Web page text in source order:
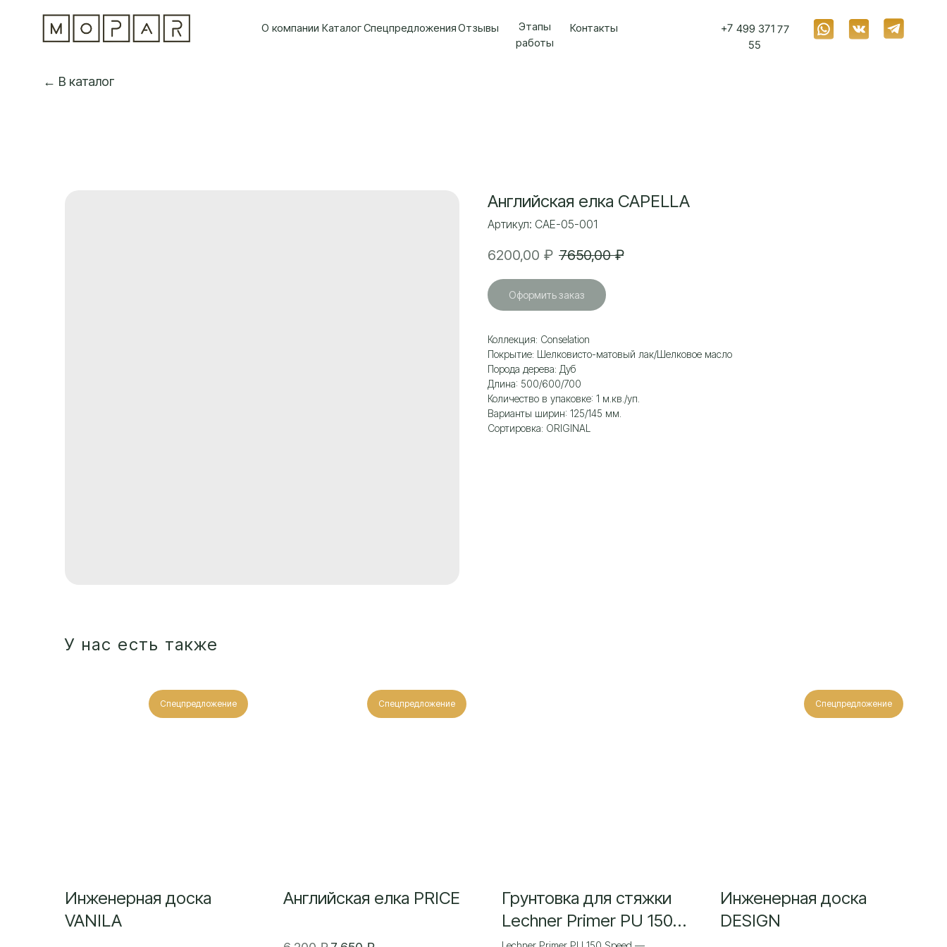
О компании КаталогСпецпредложенияОтзывы
Этапы
работы
Контакты +7 499 371 77
55
← В каталог
Английская елка CAPELLA
Артикул: CAE-05-001
6200,00 ₽ 7650,00 ₽
Оформить заказ
Коллекция: Сonselation
Покрытие: Шелковисто-матовый лак/Шелковое масло
Порода дерева: Дуб
Длина: 500/600/700
Количество в упаковке: 1 м.кв./уп.
Варианты ширин: 125/145 мм.
Сортировка: ORIGINAL
У нас есть также
Спецпредложение
Инженерная доска
VANILA
Спецпредложение
Английская елка PRICE
Грунтовка для стяжки
Lechner Primer PU 150
Спецпредложение
Инженерная доска
DESIGN